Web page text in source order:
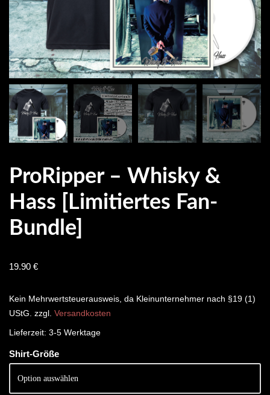
ProRipper – Whisky &
Hass [Limitiertes Fan-
Bundle]
19.90 €
Kein Mehrwertsteuerausweis, da Kleinunternehmer nach §19 (1)
UStG. zzgl. Versandkosten
Lieferzeit: 3-5 Werktage
Shirt-Größe